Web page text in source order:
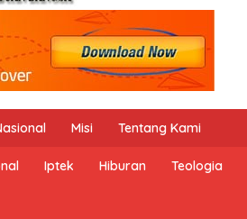
Misi Tentang Kami
Iptek Hiburan Teologia